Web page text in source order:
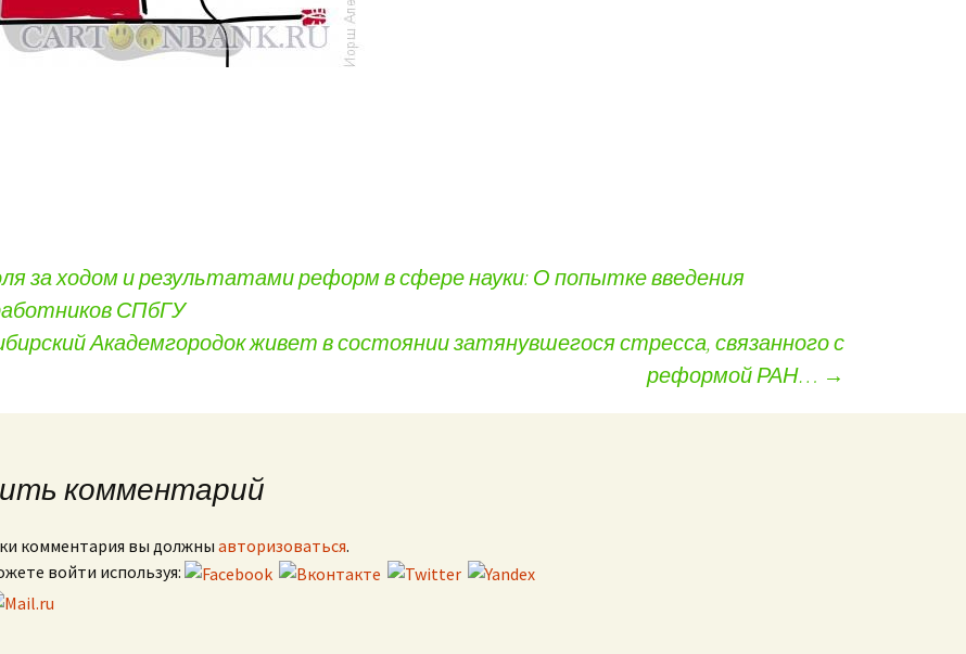
за ходом и результатами реформ в сфере науки: О попытке введения
СПбГУ
Академгородок живет в состоянии затянувшегося стресса, связанного с
реформой РАН… →
комментарий
комментария вы должны авторизоваться.
войти используя: